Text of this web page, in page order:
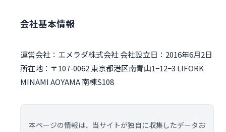
会社基本情報
運営会社：エメラダ株式会社 会社設立日：2016年6月2日
所在地：〒107-0062 東京都港区南青山1−12−3 LIFORK
MINAMI AOYAMA 南棟S108
本ページの情報は、当サイトが独自に収集したデータお